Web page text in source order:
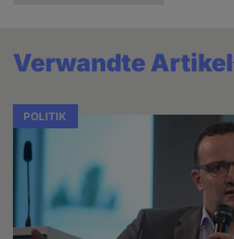
Verwandte Artikel
POLITIK